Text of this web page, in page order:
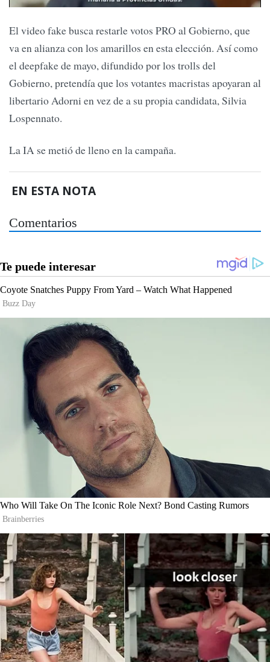
El video fake busca restarle votos PRO al Gobierno, que
va en alianza con los amarillos en esta elección. Así como
el deepfake de mayo, difundido por los trolls del
Gobierno, pretendía que los votantes macristas apoyaran al
libertario Adorni en vez de a su propia candidata, Silvia
Lospennato.
La IA se metió de lleno en la campaña.
EN ESTA NOTA
Comentarios